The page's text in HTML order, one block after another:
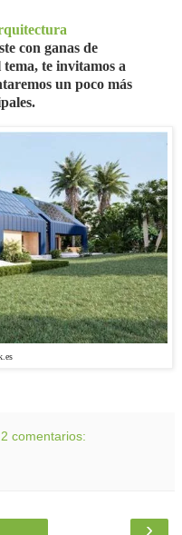
con ganas de
te invitamos a
un poco más
2 comentarios:
›